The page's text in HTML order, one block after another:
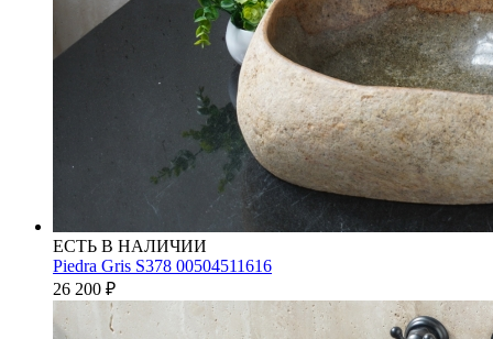
ЕСТЬ В НАЛИЧИИ
Piedra Gris S378 00504511616
26 200 ₽